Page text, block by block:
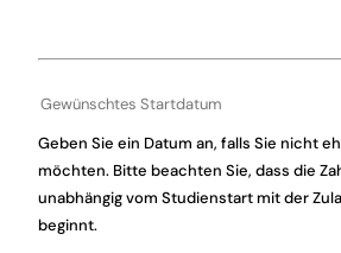
Gewünschtes Startdatum
Geben Sie ein Datum an, falls Sie nicht
möchten. Bitte beachten Sie, dass die
unabhängig vom Studienstart mit der
beginnt.